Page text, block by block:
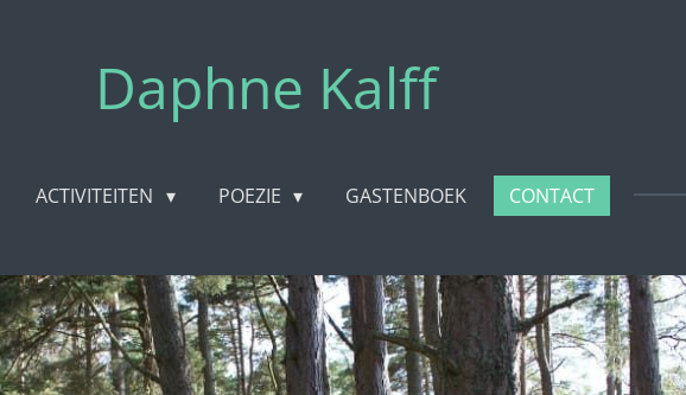
Daphne Kalff
ACTIVITEITEN POEZIE GASTENBOEK CONTACT